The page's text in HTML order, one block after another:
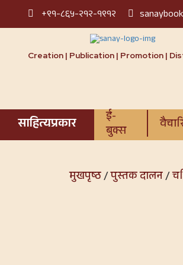
+९१-८६५-२१२-१९१२
Creation | Publication | Promotion |
साहित्यप्रकार
ई-
बुक्स
मुखपृष्ठ/पुस्तक दालन/